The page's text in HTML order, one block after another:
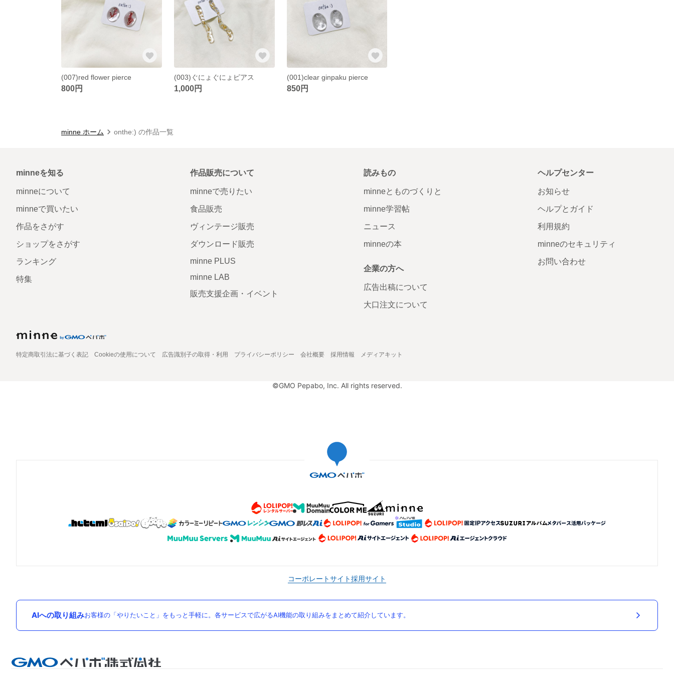
(007)red flower pierce
800円
(003)ぐにょぐにょピアス
1,000円
(001)clear ginpaku pierce
850円
minne ホーム onthe:) の作品一覧
minneを知る
minneについて
minneで買いたい
作品をさがす
ショップをさがす
ランキング
特集
作品販売について
minneで売りたい
食品販売
ヴィンテージ販売
ダウンロード販売
minne PLUS
minne LAB
販売支援企画・イベント
読みもの
minneとものづくりと
minne学習帖
ニュース
minneの本
企業の方へ
広告出稿について
大口注文について
ヘルプセンター
お知らせ
ヘルプとガイド
利用規約
minneのセキュリティ
お問い合わせ
特定商取引法に基づく表記 Cookieの使用について 広告識別子の取得・利用 プライバシーポリシー 会社概要 採用情報 メディアキット
©GMO Pepabo, Inc. All rights reserved.
コーポレートサイト採用サイト
AIへの取り組みお客様の「やりたいこと」をもっと手軽に。各サービスで広がるAI機能の取り組みをまとめて紹介しています。